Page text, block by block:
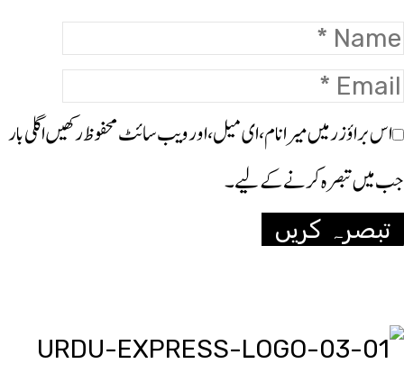
اس براؤزر میں میرا نام، ای میل، اور ویب سائٹ محفوظ رکھیں اگلی بار
جب میں تبصرہ کرنے کےلیے۔